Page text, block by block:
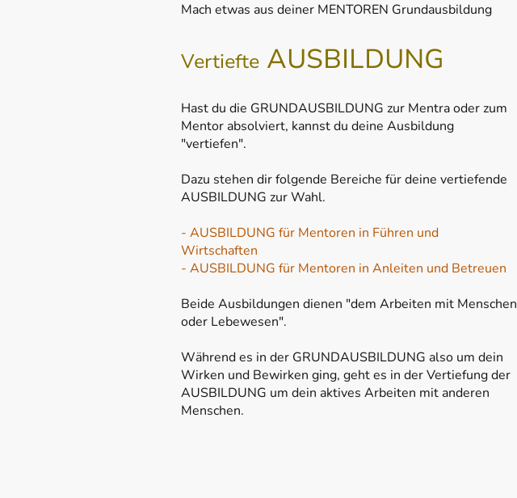
Mach etwas aus deiner MENTOREN Grundausbildung
Vertiefte AUSBILDUNG
Hast du die GRUNDAUSBILDUNG zur Mentra oder zum
Mentor absolviert, kannst du deine Ausbildung
"vertiefen".
Dazu stehen dir folgende Bereiche für deine vertiefende
AUSBILDUNG zur Wahl.
- AUSBILDUNG für Mentoren in Führen und
Wirtschaften
- AUSBILDUNG für Mentoren in Anleiten und Betreuen
Beide Ausbildungen dienen "dem Arbeiten mit Menschen
oder Lebewesen".
Während es in der GRUNDAUSBILDUNG also um dein
Wirken und Bewirken ging, geht es in der Vertiefung der
AUSBILDUNG um dein aktives Arbeiten mit anderen
Menschen.